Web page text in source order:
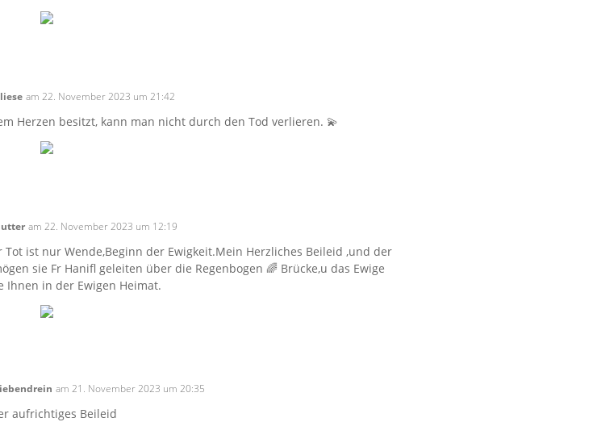
am 22. November 2023 um 21:42
Herzen besitzt, kann man nicht durch den Tod verlieren. 💫
am 22. November 2023 um 12:19
ist nur Wende,Beginn der Ewigkeit.Mein Herzliches Beileid ,und der
sie Fr Hanifl geleiten über die Regenbogen 🌈 Brücke,u das Ewige
Ihnen in der Ewigen Heimat.
am 21. November 2023 um 20:35
aufrichtiges Beileid